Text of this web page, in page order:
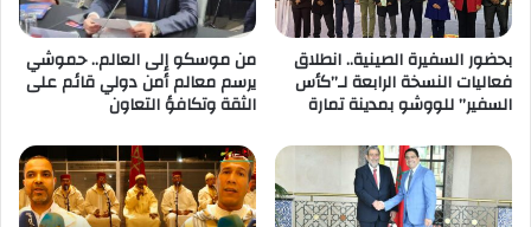
بحضور السفيرة الصينية.. انطلاق
فعاليات النسخة الرابعة لـ”كأس
السفير” للووشو بمدينة تمارة
من موسكو إلى العالم.. حموشي
يرسم معالم أمن دولي قائم على
الثقة وتكافؤ التعاون